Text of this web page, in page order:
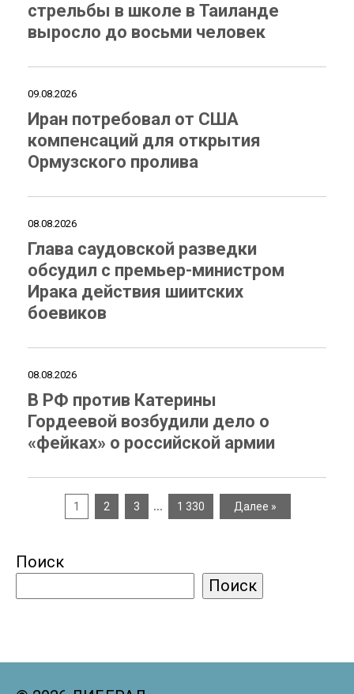
стрельбы в школе в Таиланде
выросло до восьми человек
09.08.2026
Иран потребовал от США
компенсаций для открытия
Ормузского пролива
08.08.2026
Глава саудовской разведки
обсудил с премьер-министром
Ирака действия шиитских
боевиков
08.08.2026
В РФ против Катерины
Гордеевой возбудили дело о
«фейках» о российской армии
1 2 3 … 1 330 Далее »
Поиск
Поиск